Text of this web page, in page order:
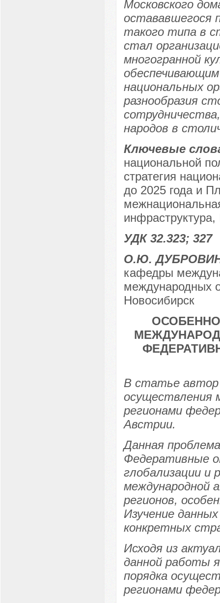
Московского
остававшегося
такого типа в
стал
многогранной
национальных
разнообразия
народов в
Ключевые
национальной
стратегия
до 2025 года и
УДК 32.323; 327
О.Ю.
кафедры
международных
Новосибирск
В статье автор
осуществления
регионами
Австрии.
Данная
Федеративные
глобализации и
международной
регионов,
Изучение
конкретных
Исходя из
данной работы
порядка
регионами